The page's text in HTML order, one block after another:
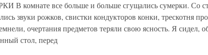
В комнате все больше и больше сгущались сумерки. Со
звуки рожков, свистки кондукторов конки, трескотня
очертания предметов теряли свою ясность. Я сидел,
стол, перед